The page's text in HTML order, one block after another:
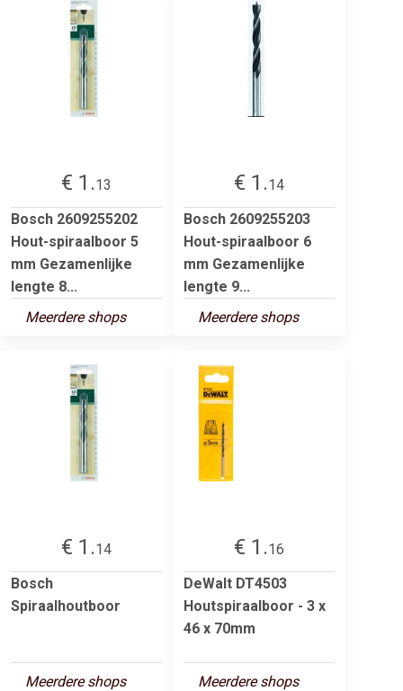
€ 1.13
Bosch 2609255202
Hout-spiraalboor 5
mm Gezamenlijke
lengte 8...
Meerdere shops
€ 1.14
Bosch 2609255203
Hout-spiraalboor 6
mm Gezamenlijke
lengte 9...
Meerdere shops
€ 1.14
Bosch
Spiraalhoutboor
Meerdere shops
€ 1.16
DeWalt DT4503
Houtspiraalboor - 3 x
46 x 70mm
Meerdere shops